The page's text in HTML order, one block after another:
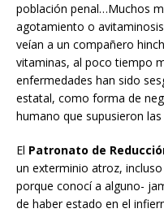
población penal…Muchos
agotamiento o
veían a un compañero
vitaminas, al poco tiempo
enfermedades han sido
estatal, como forma de
humano que supusieron
El Patronato de
un exterminio atroz,
porque conocí a alguno-
de haber estado en el